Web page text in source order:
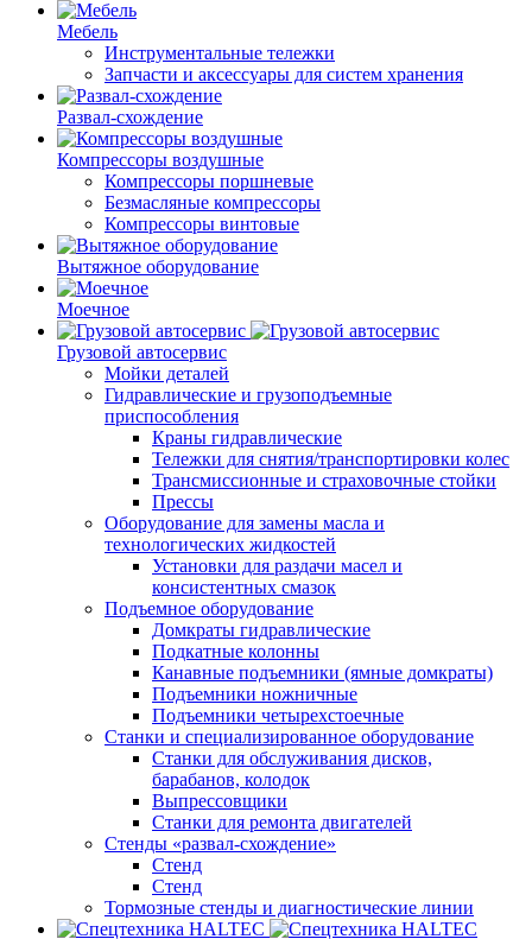
Мебель
Инструментальные тележки
Запчасти и аксессуары для систем хранения
Развал-схождение
Компрессоры воздушные
Компрессоры поршневые
Безмасляные компрессоры
Компрессоры винтовые
Вытяжное оборудование
Моечное
Грузовой автосервис
Мойки деталей
Гидравлические и грузоподъемные
приспособления
Краны гидравлические
Тележки для снятия/транспортировки колес
Трансмиссионные и страховочные стойки
Прессы
Оборудование для замены масла и
технологических жидкостей
Установки для раздачи масел и
консистентных смазок
Подъемное оборудование
Домкраты гидравлические
Подкатные колонны
Канавные подъемники (ямные домкраты)
Подъемники ножничные
Подъемники четырехстоечные
Станки и специализированное оборудование
Станки для обслуживания дисков,
барабанов, колодок
Выпрессовщики
Станки для ремонта двигателей
Стенды «развал-схождение»
Стенд
Стенд
Тормозные стенды и диагностические линии